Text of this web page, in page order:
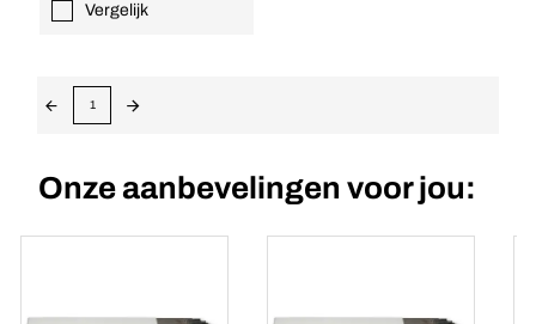
Vergelijk
1
Onze aanbevelingen voor jou: